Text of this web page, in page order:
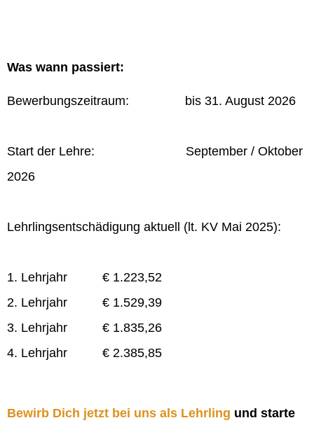
Was wann passiert:
Bewerbungszeitraum: bis 31. August 2026
Start der Lehre: September / Oktober
2026
Lehrlingsentschädigung aktuell (lt. KV Mai 2025):
1. Lehrjahr € 1.223,52
2. Lehrjahr € 1.529,39
3. Lehrjahr € 1.835,26
4. Lehrjahr € 2.385,85
Bewirb Dich jetzt bei uns als Lehrling und starte